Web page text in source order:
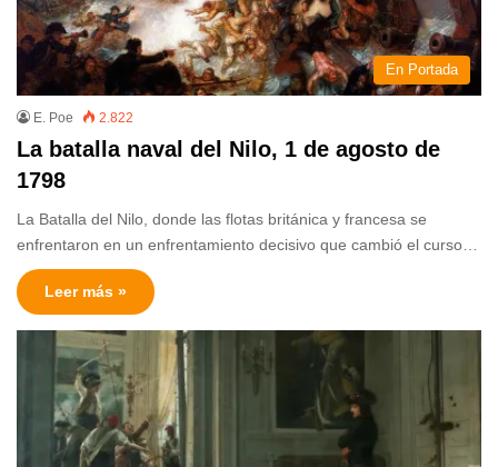
En Portada
E. Poe 2.822
La batalla naval del Nilo, 1 de agosto de
1798
La Batalla del Nilo, donde las flotas británica y francesa se
enfrentaron en un enfrentamiento decisivo que cambió el curso…
Leer más »